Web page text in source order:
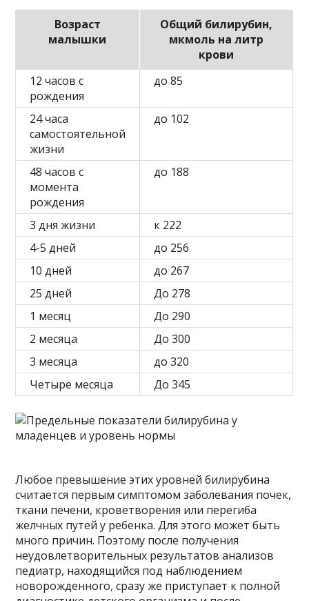
Возраст
малышки
Общий билирубин,
мкмоль на литр
крови
12 часов с
рождения
до 85
24 часа
самостоятельной
жизни
до 102
48 часов с
момента
рождения
до 188
3 дня жизни
к 222
4-5 дней
до 256
10 дней
до 267
25 дней
До 278
1 месяц
До 290
2 месяца
До 300
3 месяца
до 320
Четыре месяца
До 345
Любое превышение этих уровней билирубина
считается первым симптомом заболевания почек,
ткани печени, кроветворения или перегиба
желчных путей у ребенка. Для этого может быть
много причин. Поэтому после получения
неудовлетворительных результатов анализов
педиатр, находящийся под наблюдением
новорожденного, сразу же приступает к полной